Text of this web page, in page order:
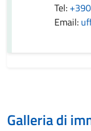
Tel:
Email:
Galleria di